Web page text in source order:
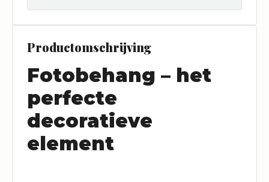
Productomschrijving
Fotobehang – het
perfecte
decoratieve
element